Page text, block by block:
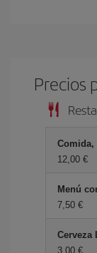
Precios
Comida,
12,00 €
Menú
7,50 €
Cerveza
3,00 €